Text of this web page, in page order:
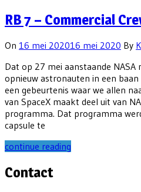
RB 7 – Commercial
On 16 mei 202016 mei 2020 By
Dat op 27 mei aanstaande NASA
opnieuw astronauten in een
een gebeurtenis waar we allen
van SpaceX maakt deel uit van
programma. Dat programma
capsule te
continue reading
Contact